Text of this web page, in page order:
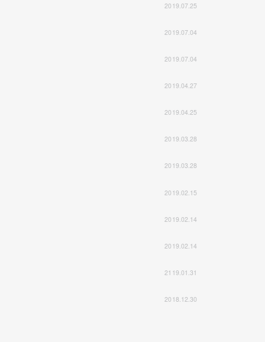
2019.07.25
2019.07.04
2019.07.04
2019.04.27
2019.04.25
2019.03.28
2019.03.28
2019.02.15
2019.02.14
2019.02.14
2119.01.31
2018.12.30